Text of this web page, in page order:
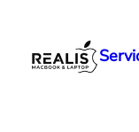
konten